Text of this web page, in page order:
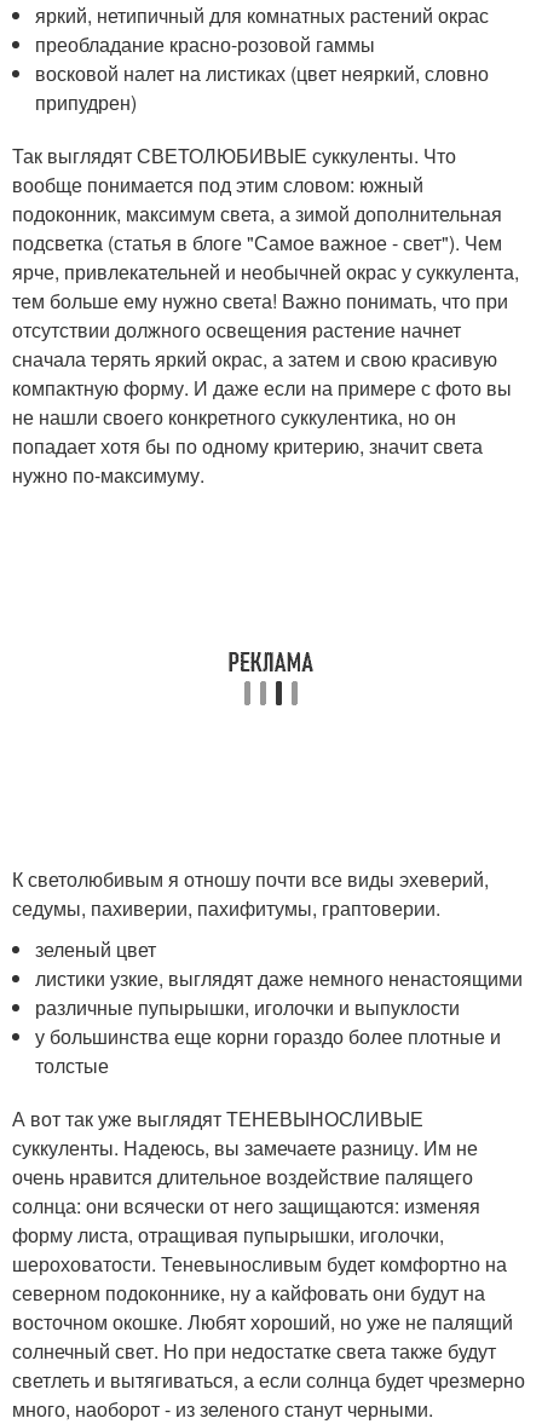
яркий, нетипичный для комнатных растений окрас
преобладание красно-розовой гаммы
восковой налет на листиках (цвет неяркий, словно
припудрен)
Так выглядят СВЕТОЛЮБИВЫЕ суккуленты. Что
вообще понимается под этим словом: южный
подоконник, максимум света, а зимой дополнительная
подсветка (статья в блоге "Самое важное - свет"). Чем
ярче, привлекательней и необычней окрас у суккулента,
тем больше ему нужно света! Важно понимать, что при
отсутствии должного освещения растение начнет
сначала терять яркий окрас, а затем и свою красивую
компактную форму. И даже если на примере с фото вы
не нашли своего конкретного суккулентика, но он
попадает хотя бы по одному критерию, значит света
нужно по-максимуму.
К светолюбивым я отношу почти все виды эхеверий,
седумы, пахиверии, пахифитумы, граптоверии.
зеленый цвет
листики узкие, выглядят даже немного ненастоящими
различные пупырышки, иголочки и выпуклости
у большинства еще корни гораздо более плотные и
толстые
А вот так уже выглядят ТЕНЕВЫНОСЛИВЫЕ
суккуленты. Надеюсь, вы замечаете разницу. Им не
очень нравится длительное воздействие палящего
солнца: они всячески от него защищаются: изменяя
форму листа, отращивая пупырышки, иголочки,
шероховатости. Теневыносливым будет комфортно на
северном подоконнике, ну а кайфовать они будут на
восточном окошке. Любят хороший, но уже не палящий
солнечный свет. Но при недостатке света также будут
светлеть и вытягиваться, а если солнца будет чрезмерно
много, наоборот - из зеленого станут черными.